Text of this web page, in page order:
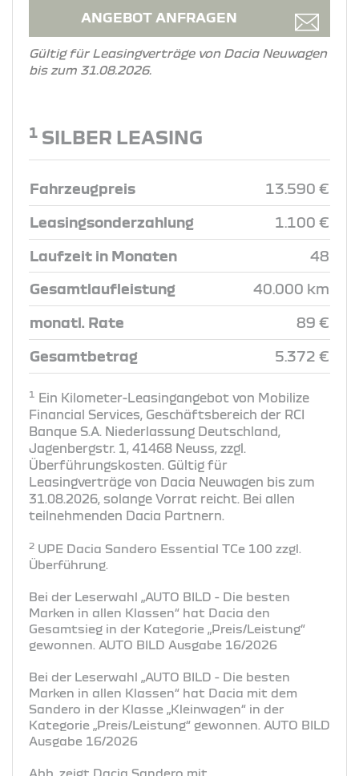
ANGEBOT ANFRAGEN
Gültig für Leasingverträge von Dacia Neuwagen
bis zum 31.08.2026.
1 SILBER LEASING
Fahrzeugpreis 13.590 €
Leasingsonderzahlung 1.100 €
Laufzeit in Monaten 48
Gesamtlaufleistung 40.000 km
monatl. Rate 89 €
Gesamtbetrag 5.372 €
1
Ein Kilometer-Leasingangebot von Mobilize
Financial Services, Geschäftsbereich der RCI
Banque S.A. Niederlassung Deutschland,
Jagenbergstr. 1, 41468 Neuss, zzgl.
Überführungskosten. Gültig für
Leasingverträge von Dacia Neuwagen bis zum
31.08.2026, solange Vorrat reicht. Bei allen
teilnehmenden Dacia Partnern.
2 UPE Dacia Sandero Essential TCe 100 zzgl.
Überführung.
Bei der Leserwahl „AUTO BILD - Die besten
Marken in allen Klassen“ hat Dacia den
Gesamtsieg in der Kategorie „Preis/Leistung“
gewonnen. AUTO BILD Ausgabe 16/2026
Bei der Leserwahl „AUTO BILD - Die besten
Marken in allen Klassen“ hat Dacia mit dem
Sandero in der Klasse „Kleinwagen“ in der
Kategorie „Preis/Leistung“ gewonnen. AUTO BILD
Ausgabe 16/2026
Abb. zeigt Dacia Sandero mit